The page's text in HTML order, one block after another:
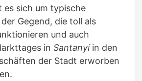
es sich um typische
Gegend, die toll als
und auch
in Santanyíin den
der Stadt erworben